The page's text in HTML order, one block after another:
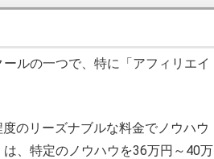
ルの一つで、特に「アフィリエイ
のリーズナブルな料金でノウハウ
、特定のノウハウを36万円～40万